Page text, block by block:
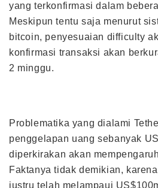
yang terkonfirmasi dalam
Meskipun tentu saja menurut
bitcoin, penyesuaian difficulty
konfirmasi transaksi akan
2 minggu.
Problematika yang dialami
penggelapan uang sebanyak
diperkirakan akan
Faktanya tidak demikian,
justru telah melampaui